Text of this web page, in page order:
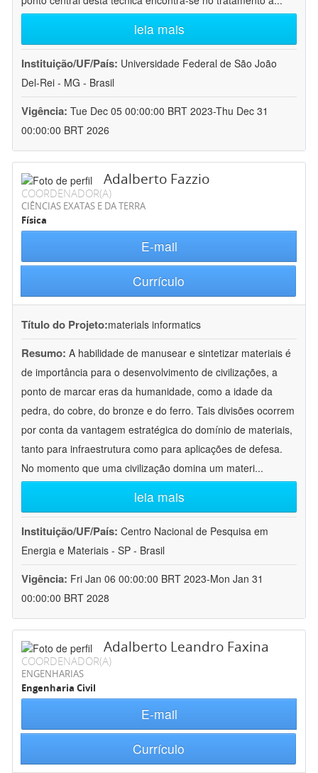
leia mais
Instituição/UF/País: Universidade Federal de São João
Del-Rei - MG - Brasil
Vigência: Tue Dec 05 00:00:00 BRT 2023-Thu Dec 31
00:00:00 BRT 2026
Adalberto Fazzio
COORDENADOR(A)
CIÊNCIAS EXATAS E DA TERRA
Física
E-mail
Currículo
Título do Projeto:materials informatics
Resumo: A habilidade de manusear e sintetizar materiais é
de importância para o desenvolvimento de civilizações, a
ponto de marcar eras da humanidade, como a idade da
pedra, do cobre, do bronze e do ferro. Tais divisões ocorrem
por conta da vantagem estratégica do domínio de materiais,
tanto para infraestrutura como para aplicações de defesa.
No momento que uma civilização domina um materi...
leia mais
Instituição/UF/País: Centro Nacional de Pesquisa em
Energia e Materiais - SP - Brasil
Vigência: Fri Jan 06 00:00:00 BRT 2023-Mon Jan 31
00:00:00 BRT 2028
Adalberto Leandro Faxina
COORDENADOR(A)
ENGENHARIAS
Engenharia Civil
E-mail
Currículo